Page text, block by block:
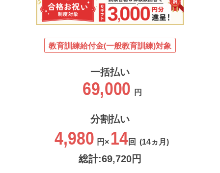
教育訓練給付金(一般教育訓練)対象
一括払い
69,000 円
分割払い
4,980 円× 14回 (14ヵ月)
総計:69,720円